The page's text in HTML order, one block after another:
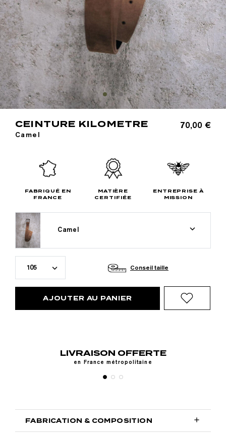
CEINTURE KILOMETRE
Camel
70,00 €
FABRIQUÉ EN
FRANCE
MATIÈRE
CERTIFIÉE
ENTREPRISE À
MISSION
Camel
105 Conseil taille
AJOUTER AU PANIER
LIVRAISON OFFERTE
en France métropolitaine
FABRICATION & COMPOSITION 